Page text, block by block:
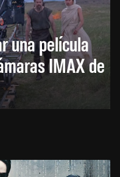
una película
IMAX de